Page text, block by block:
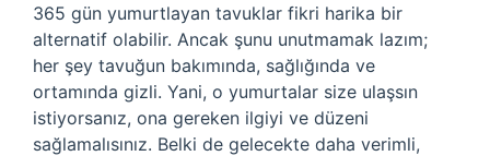
365 gün yumurtlayan tavuklar fikri harika bir
alternatif olabilir. Ancak şunu unutmamak lazım;
her şey tavuğun bakımında, sağlığında ve
ortamında gizli. Yani, o yumurtalar size ulaşsın
istiyorsanız, ona gereken ilgiyi ve düzeni
sağlamalısınız. Belki de gelecekte daha verimli,